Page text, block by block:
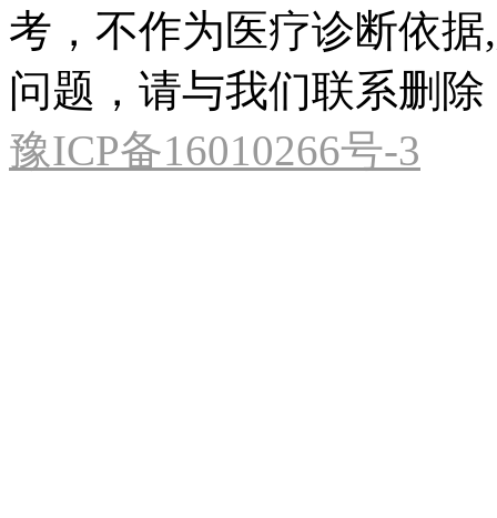
考，不作为医疗诊断依
问题，请与我们联系删除
豫ICP备16010266号-3